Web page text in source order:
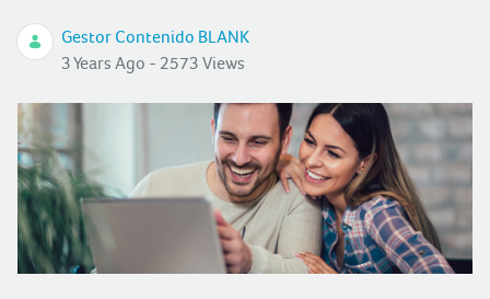
Gestor Contenido BLANK
3 Years Ago - 2573 Views